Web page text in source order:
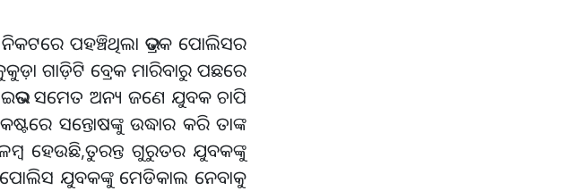
ପହଞ୍ଚିଥିଲା ଭଦ୍ରକ ପୋଲିସର
ଗାଡ଼ିଟି ବ୍ରେକ ମାରିବାରୁ ପଛରେ
ସମେତ ଅନ୍ୟ ଜଣେ ଯୁବକ ଚାପି
ସନ୍ତୋଷଙ୍କୁ ଉଦ୍ଧାର କରି ତାଙ୍କ
ହେଉଛି,ତୁରନ୍ତ ଗୁରୁତର ଯୁବକଙ୍କୁ
ଯୁବକଙ୍କୁ ମେଡିକାଲ ନେବାକୁ